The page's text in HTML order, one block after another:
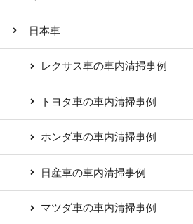
日本車
レクサス車の車内清掃事例
トヨタ車の車内清掃事例
ホンダ車の車内清掃事例
日産車の車内清掃事例
マツダ車の車内清掃事例